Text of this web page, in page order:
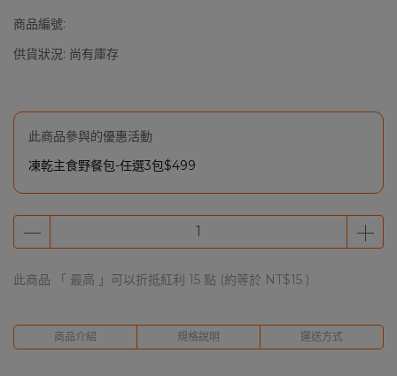
商品編號:
供貨狀況: 尚有庫存
此商品參與的優惠活動
凍乾主食野餐包-任選3包$499
此商品 「 最高 」可以折抵紅利 15 點 (約等於 NT$15 )
商品介紹 規格說明 運送方式